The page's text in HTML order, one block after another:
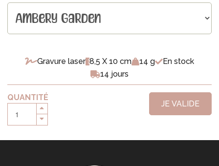
Gravure laser 8,5 X 10 cm 14 g
En stock
14 jours
QUANTITÉ
JE VALIDE